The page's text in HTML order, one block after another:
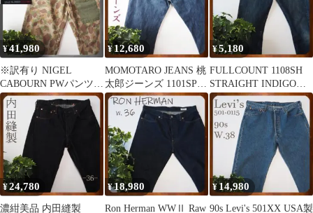
¥41,980
※訳有り NIGEL
CABOURN PWパンツ
ダブルサイドカモフラ
ージュ
¥12,680
MOMOTARO JEANS 桃
太郎ジーンズ 1101SP 大
きいサイズ36
¥5,180
FULLCOUNT 1108SH
STRAIGHT INDIGO
BLUE
¥24,780
濃紺美品 内田縫製
¥18,980
Ron Herman WWⅡ Raw
¥14,980
90s Levi's 501XX USA製